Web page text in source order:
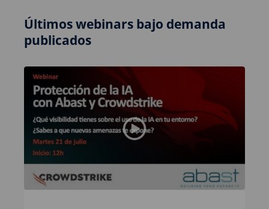
Últimos webinars bajo demanda
publicados